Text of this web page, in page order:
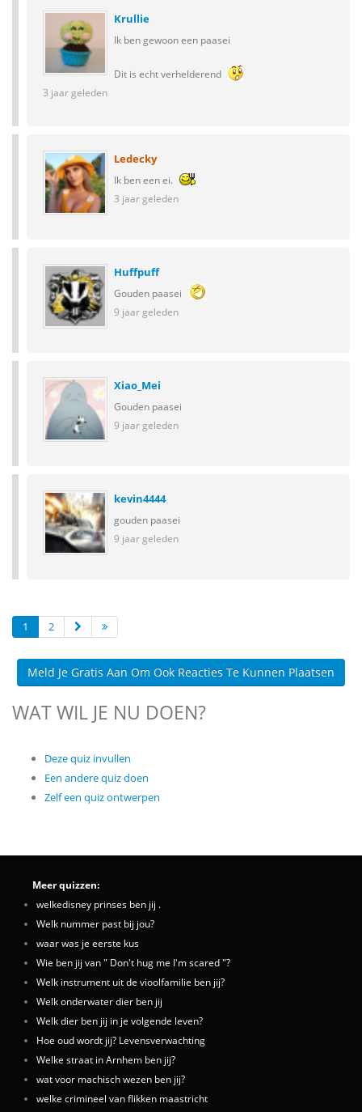
Krullie
Ik ben gewoon een paasei
Dit is echt verhelderend
3 jaar geleden
Ledecky
Ik ben een ei.
3 jaar geleden
Huffpuff
Gouden paasei
9 jaar geleden
Xiao_Mei
Gouden paasei
9 jaar geleden
kevin4444
gouden paasei
9 jaar geleden
1 2
Meld Je Gratis Aan Om Ook Reacties Te Kunnen Plaatsen
WAT WIL JE NU DOEN?
Deze quiz invullen
Een andere quiz doen
Zelf een quiz ontwerpen
Meer quizzen:
welkedisney prinses ben jij .
Welk nummer past bij jou?
waar was je eerste kus
Wie ben jij van " Don't hug me I'm scared "?
Welk instrument uit de vioolfamilie ben jij?
Welk onderwater dier ben jij
Welk dier ben jij in je volgende leven?
Hoe oud wordt jij? Levensverwachting
Welke straat in Arnhem ben jij?
wat voor machisch wezen ben jij?
welke crimineel van flikken maastricht